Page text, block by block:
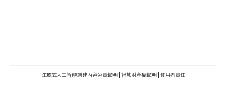
生成式人工智能創建內容免責聲明 | 智慧財產權聲明 | 使用者責任